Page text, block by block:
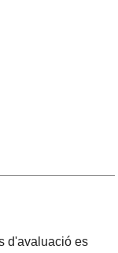
d'avaluació es